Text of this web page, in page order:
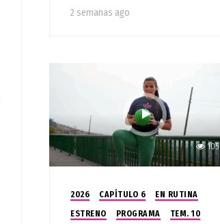
2 semanas ago
105
2026 CAPÍTULO 6
EN RUTINA
ESTRENO
PROGRAMA TEM. 10